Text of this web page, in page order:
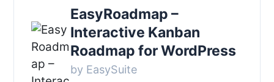
EasyRoadmap –
Interactive Kanban
Roadmap for WordPress
by EasySuite